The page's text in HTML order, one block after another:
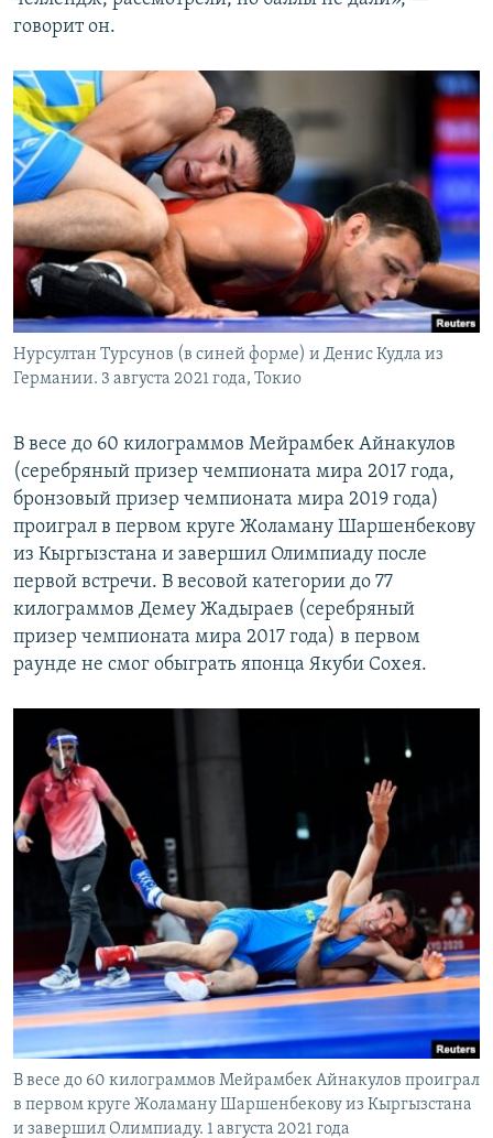
говорит он.
Нурсултан Турсунов (в синей форме) и Денис Кудла из
Германии. 3 августа 2021 года, Токио
В весе до 60 килограммов Мейрамбек Айнакулов
(серебряный призер чемпионата мира 2017 года,
бронзовый призер чемпионата мира 2019 года)
проиграл в первом круге Жоламану Шаршенбекову
из Кыргызстана и завершил Олимпиаду после
первой встречи. В весовой категории до 77
килограммов Демеу Жадыраев (серебряный
призер чемпионата мира 2017 года) в первом
раунде не смог обыграть японца Якуби Сохея.
В весе до 60 килограммов Мейрамбек Айнакулов проиграл
в первом круге Жоламану Шаршенбекову из Кыргызстана
и завершил Олимпиаду. 1 августа 2021 года